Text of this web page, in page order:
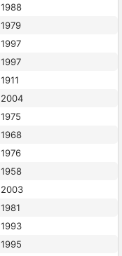
1988
1979
1997
1997
1911
2004
1975
1968
1976
1958
2003
1981
1993
1995